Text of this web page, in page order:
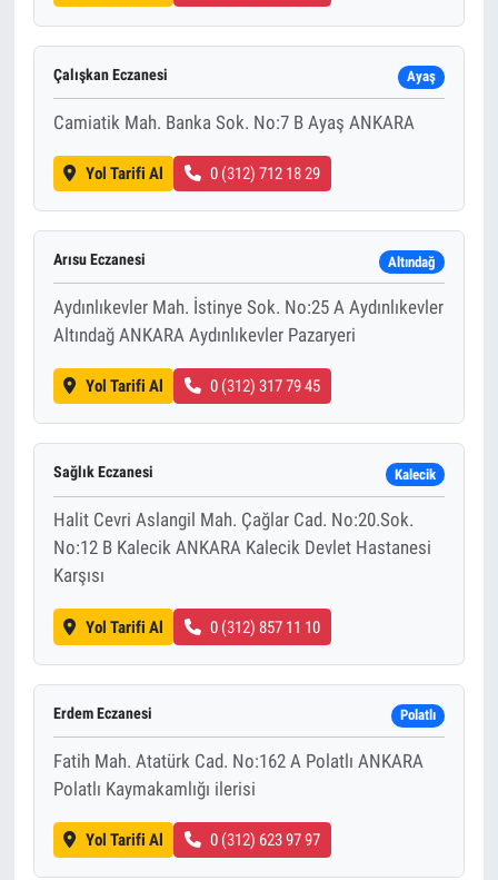
Çalışkan Eczanesi Ayaş
Camiatik Mah. Banka Sok. No:7 B Ayaş ANKARA
Yol Tarifi Al 0 (312) 712 18 29
Arısu Eczanesi Altındağ
Aydınlıkevler Mah. İstinye Sok. No:25 A Aydınlıkevler
Altındağ ANKARA Aydınlıkevler Pazaryeri
Yol Tarifi Al 0 (312) 317 79 45
Sağlık Eczanesi Kalecik
Halit Cevri Aslangil Mah. Çağlar Cad. No:20.Sok.
No:12 B Kalecik ANKARA Kalecik Devlet Hastanesi
Karşısı
Yol Tarifi Al 0 (312) 857 11 10
Erdem Eczanesi Polatlı
Fatih Mah. Atatürk Cad. No:162 A Polatlı ANKARA
Polatlı Kaymakamlığı ilerisi
Yol Tarifi Al 0 (312) 623 97 97